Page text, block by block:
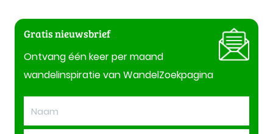
Gratis nieuwsbrief
Ontvang één keer per maand
wandelinspiratie van WandelZoekpagina